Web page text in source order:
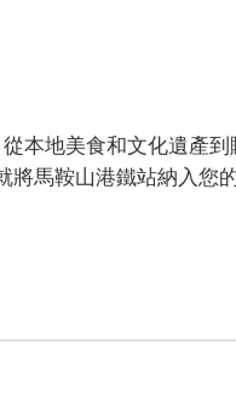
本地美食和文化遺產到
將馬鞍山港鐵站納入您